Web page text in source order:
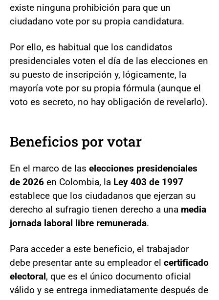
existe ninguna prohibición para que un
ciudadano vote por su propia candidatura.
Por ello, es habitual que los candidatos
presidenciales voten el día de las elecciones en
su puesto de inscripción y, lógicamente, la
mayoría vote por su propia fórmula (aunque el
voto es secreto, no hay obligación de revelarlo).
Beneficios por votar
En el marco de las elecciones presidenciales
de 2026 en Colombia, la Ley 403 de 1997
establece que los ciudadanos que ejerzan su
derecho al sufragio tienen derecho a una media
jornada laboral libre remunerada.
Para acceder a este beneficio, el trabajador
debe presentar ante su empleador el certificado
electoral, que es el único documento oficial
válido y se entrega inmediatamente después de